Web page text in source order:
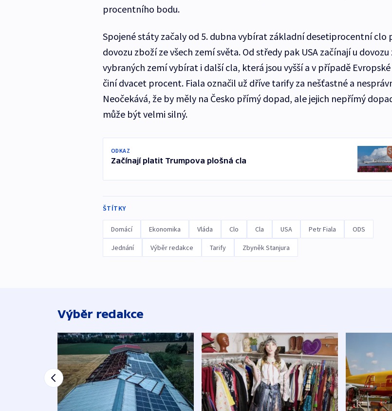
procentního bodu.
Spojené státy začaly od 5. dubna vybírat základní desetiprocentní clo
dovozu zboží ze všech zemí světa. Od středy pak USA začínají u dovozu
vybraných zemí vybírat i další cla, která jsou vyšší a v případě
činí dvacet procent. Fiala označil už dříve tarify za nešťastné a
Neočekává, že by měly na Česko přímý dopad, ale jejich nepřímý
může být velmi silný.
ODKAZ
Začínají platit Trumpova plošná cla
ŠTÍTKY
Domácí Ekonomika Vláda Clo Cla USA Petr Fiala ODS
Jednání Výběr redakce Tarify Zbyněk Stanjura
Výběr redakce